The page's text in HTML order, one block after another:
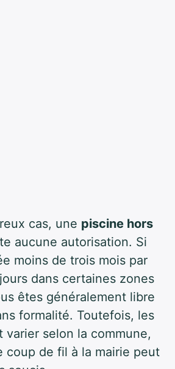
cas, une piscine hors
aucune autorisation. Si
moins de trois mois par
dans certaines zones
êtes généralement libre
formalité. Toutefois, les
varier selon la commune,
coup de fil à la mairie peut